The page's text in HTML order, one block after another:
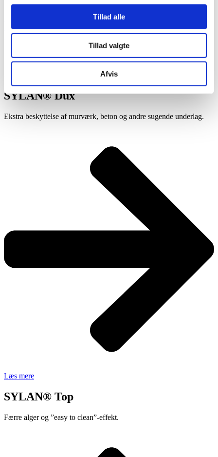
Tillad alle
Tillad valgte
Afvis
Sikkerhedsdatablad
Produktdatablad
Flere imprægneringstyper fra
SYLAN® Dux
Ekstra beskyttelse af murværk, beton og andre sugende underlag.
Læs mere
SYLAN® Top
Færre alger og ”easy to clean”-effekt.